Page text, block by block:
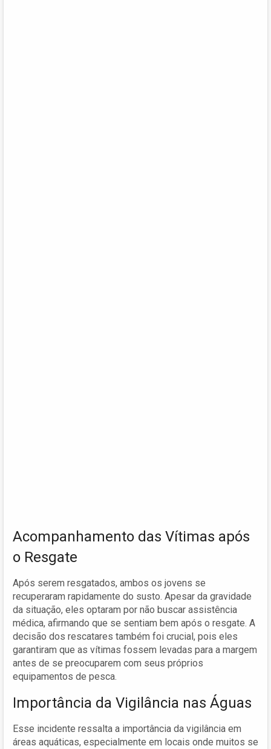
Acompanhamento das Vítimas após
o Resgate
Após serem resgatados, ambos os jovens se
recuperaram rapidamente do susto. Apesar da gravidade
da situação, eles optaram por não buscar assistência
médica, afirmando que se sentiam bem após o resgate. A
decisão dos rescatares também foi crucial, pois eles
garantiram que as vítimas fossem levadas para a margem
antes de se preocuparem com seus próprios
equipamentos de pesca.
Importância da Vigilância nas Águas
Esse incidente ressalta a importância da vigilância em
áreas aquáticas, especialmente em locais onde muitos se